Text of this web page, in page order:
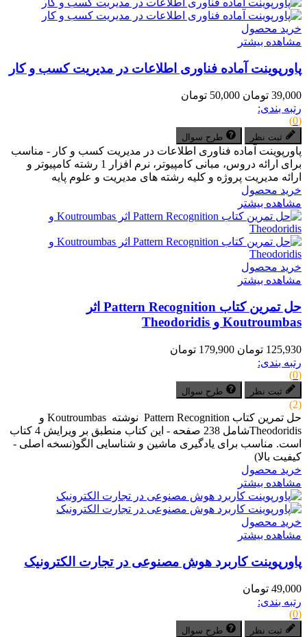
خرید محصول
مشاهده بیشتر
پاورپوینت آماده فناوری اطلاعات در مدیریت کسب و کار
39,000 تومان
50,000 تومان
رتبه بندی:
(0)
ثبت نظر طرح سوال
پاورپوینت آماده فناوری اطلاعات در مدیریت کسب و کار - مناسب
برای ارائه دروس، مبانی کامپیوتر، نرم افزار 1 رشته کامپیوتر و
ارائه مدیریت پروژه و کلیه رشته های مدیریت و علوم پایه
خرید محصول
مشاهده بیشتر
خرید محصول
مشاهده بیشتر
حل تمرین کتاب Pattern Recognition اثر
Koutroumbas و Theodoridis
125,930 تومان
179,900 تومان
رتبه بندی:
(0)
ثبت نظر طرح سوال
(2)
حل تمرین کتاب Pattern Recognition نوشته Koutroumbas و
Theodoridisشامل 238 صفحه - این کتاب منطبق بر ویرایش 4 کتاب
است. مناسب برای یادگیری ماشین و شناسایی الگو(نسخه اصلی -
کیفیت بالا)
خرید محصول
مشاهده بیشتر
خرید محصول
مشاهده بیشتر
پاورپوینت کاربرد هوش مصنوعی در تجارت الکترونیک
49,000 تومان
رتبه بندی:
(0)
ثبت نظر طرح سوال